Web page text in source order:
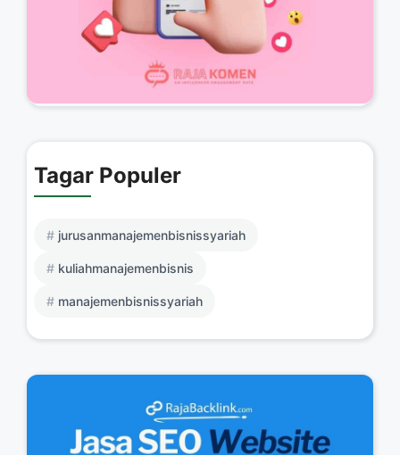
Tagar Populer
jurusanmanajemenbisnissyariah
kuliahmanajemenbisnis
manajemenbisnissyariah